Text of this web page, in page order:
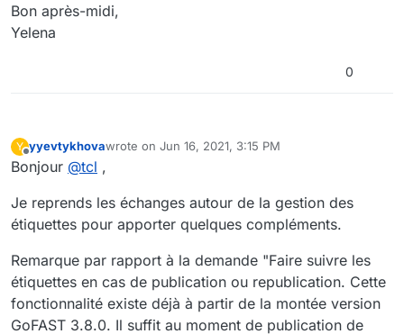
Bon après-midi,
Yelena
0
Y
Offline
yyevtykhovawrote on Jun 16, 2021, 3:15 PM
last edited by cpotter Jun 16, 2021, 5:27 PM
Bonjour @tcl ,
Je reprends les échanges autour de la gestion des
étiquettes pour apporter quelques compléments.
Remarque par rapport à la demande "Faire suivre les
étiquettes en cas de publication ou republication. Cette
fonctionnalité existe déjà à partir de la montée version
GoFAST 3.8.0. Il suffit au moment de publication de